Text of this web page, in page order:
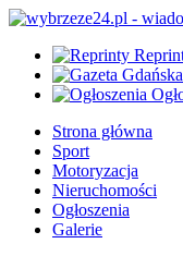
Strona główna
Sport
Motoryzacja
Nieruchomości
Ogłoszenia
Galerie